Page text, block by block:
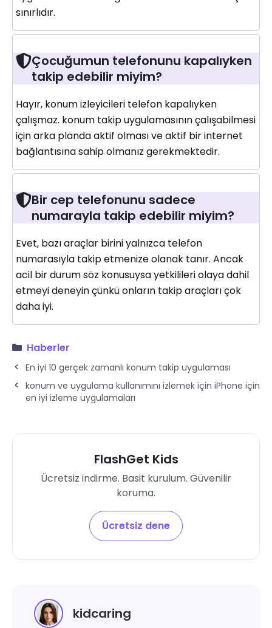
sınırlıdır.
Çocuğumun telefonunu kapalıyken
takip edebilir miyim?
Hayır, konum izleyicileri telefon kapalıyken
çalışmaz. konum takip uygulamasının çalışabilmesi
için arka planda aktif olması ve aktif bir internet
bağlantısına sahip olmanız gerekmektedir.
Bir cep telefonunu sadece
numarayla takip edebilir miyim?
Evet, bazı araçlar birini yalnızca telefon
numarasıyla takip etmenize olanak tanır. Ancak
acil bir durum söz konusuysa yetkilileri olaya dahil
etmeyi deneyin çünkü onların takip araçları çok
daha iyi.
Haberler
En iyi 10 gerçek zamanlı konum takip uygulaması
konum ve uygulama kullanımını izlemek için iPhone için
en iyi izleme uygulamaları
FlashGet Kids
Ücretsiz indirme. Basit kurulum. Güvenilir
koruma.
Ücretsiz dene
kidcaring